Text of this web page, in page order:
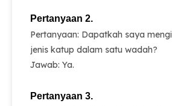
Pertanyaan 2.
Pertanyaan: Dapatkah saya
jenis katup dalam satu wadah?
Jawab: Ya.
Pertanyaan 3.